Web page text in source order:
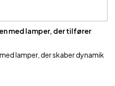
med lamper, der tilfører
lamper, der skaber dynamik